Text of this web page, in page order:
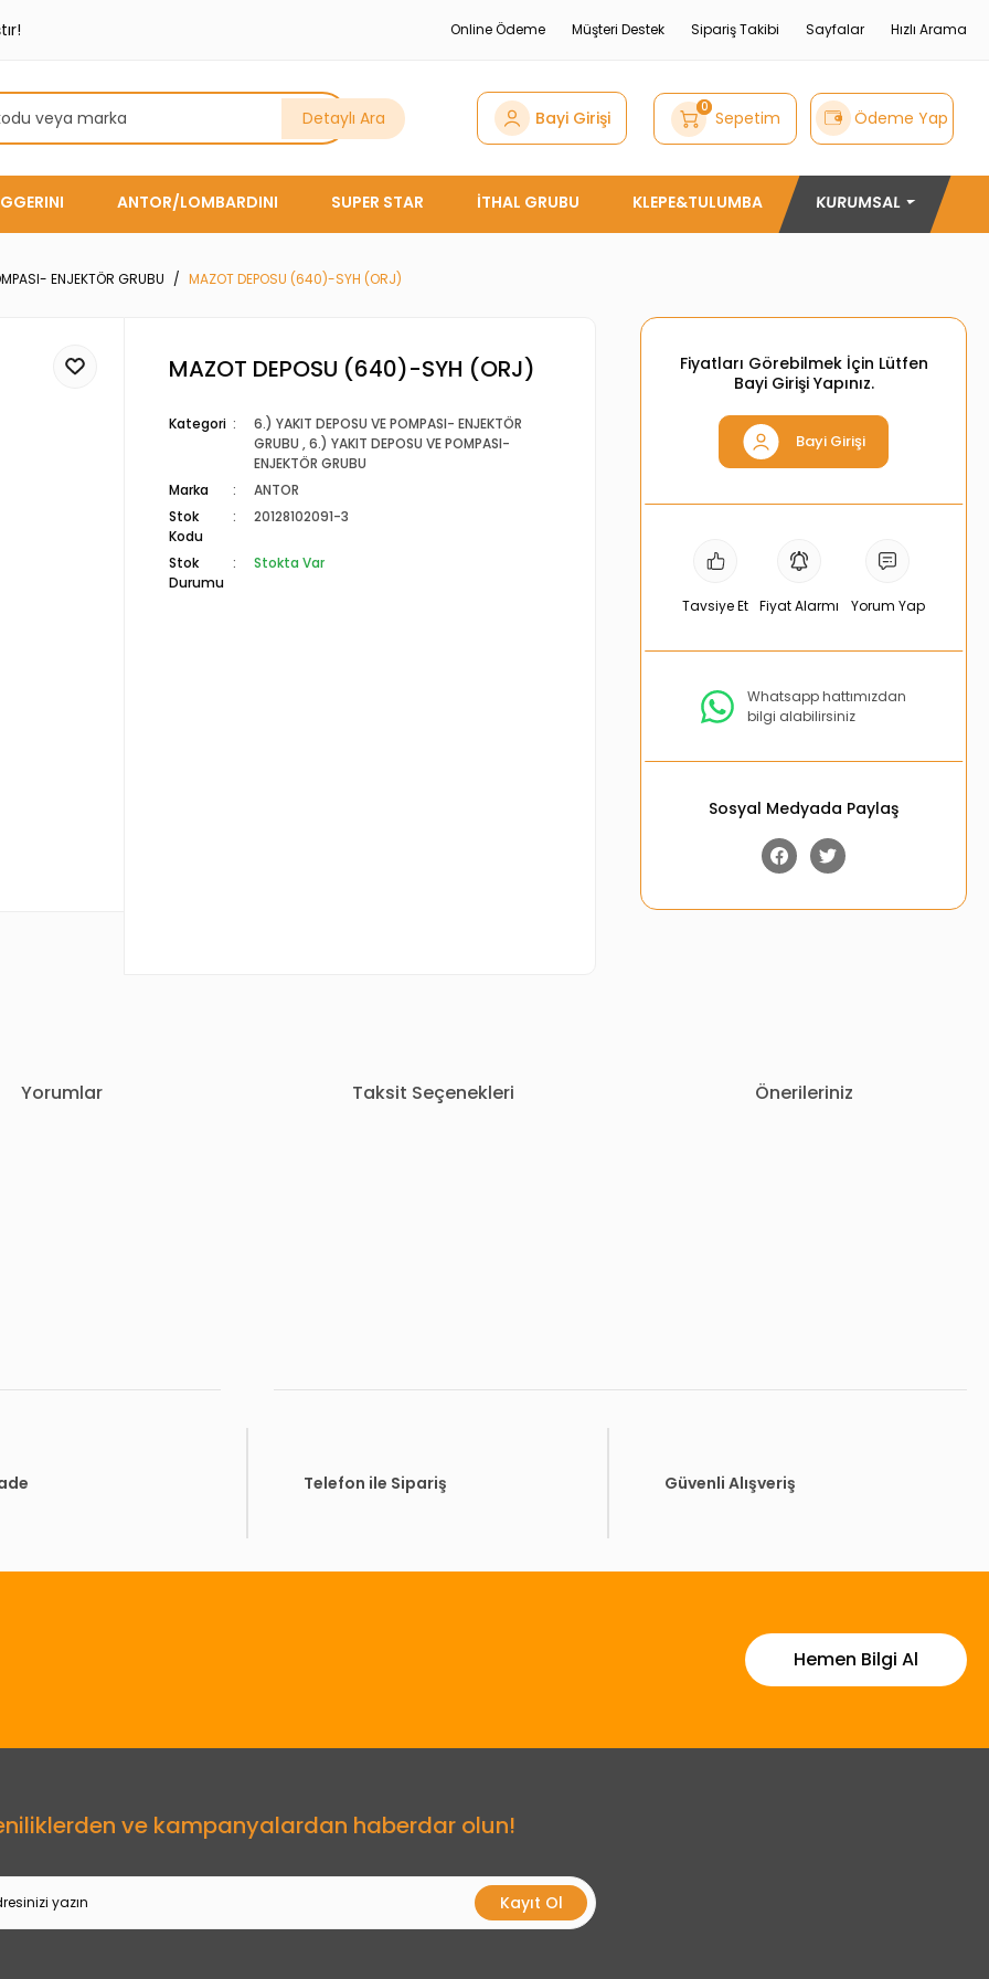
Online Ödeme Müşteri Destek Sipariş Takibi Sayfalar Hızlı Arama
Detaylı Ara Bayi Girişi 0 Sepetim Ödeme Yap
ANTOR/LOMBARDINI SUPER STAR İTHAL GRUBU KLEPE&TULUMBA KURUMSAL
ENJEKTÖR GRUBU MAZOT DEPOSU (640)-SYH (ORJ)
MAZOT DEPOSU (640)-SYH (ORJ)
Kategori
6.) YAKIT DEPOSU VE POMPASI- ENJEKTÖR
GRUBU ,6.) YAKIT DEPOSU VE POMPASI-
ENJEKTÖR GRUBU
Marka
ANTOR
Stok
Kodu
20128102091-3
Stok
Durumu
Stokta Var
Fiyatları Görebilmek İçin Lütfen
Bayi Girişi Yapınız.
Bayi Girişi
Tavsiye Et Fiyat Alarmı Yorum Yap
Whatsapp hattımızdan
bilgi alabilirsiniz
Sosyal Medyada Paylaş
Yorumlar Taksit Seçenekleri Önerileriniz
Gönder
Telefon ile Sipariş Güvenli Alışveriş
Hemen Bilgi Al
ve kampanyalardan haberdar olun!
Kayıt Ol